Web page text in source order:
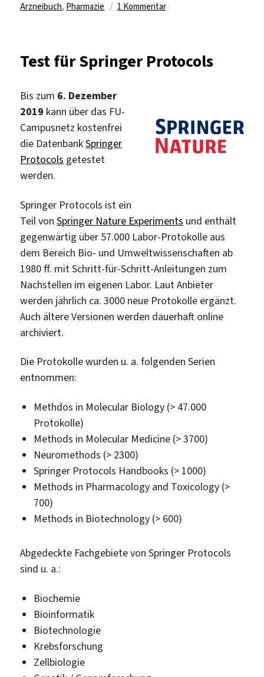
Arzneibuch, Pharmazie 1 Kommentarzu
Arzneibuch“
Test für Springer Protocols
Bis zum 6. Dezember
2019 kann über das FU-
Campusnetz kostenfrei
die DatenbankSpringer
Protocols getestet
werden.
Springer Protocols ist ein
Teil vonSpringer Nature Experiments und enthält
gegenwärtig über 57.000 Labor-Protokolle aus
dem Bereich Bio- und Umweltwissenschaften ab
1980 ff. mit Schritt-für-Schritt-Anleitungen zum
Nachstellen im eigenen Labor. Laut Anbieter
werden jährlich ca. 3000 neue Protokolle ergänzt.
Auch ältere Versionen werden dauerhaft online
archiviert.
Die Protokolle wurden u. a. folgenden Serien
entnommen:
Methdos in Molecular Biology (> 47.000
Protokolle)
Methods in Molecular Medicine (> 3700)
Neuromethods (> 2300)
Springer Protocols Handbooks (> 1000)
Methods in Pharmacology and Toxicology (>
700)
Methods in Biotechnology (> 600)
Abgedeckte Fachgebiete von Springer Protocols
sind u. a.:
Biochemie
Bioinformatik
Biotechnologie
Krebsforschung
Zellbiologie